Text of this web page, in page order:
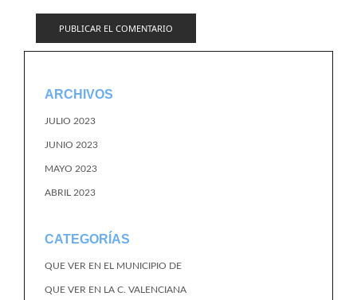
ARCHIVOS
JULIO 2023
JUNIO 2023
MAYO 2023
ABRIL 2023
CATEGORÍAS
QUE VER EN EL MUNICIPIO DE
QUE VER EN LA C. VALENCIANA